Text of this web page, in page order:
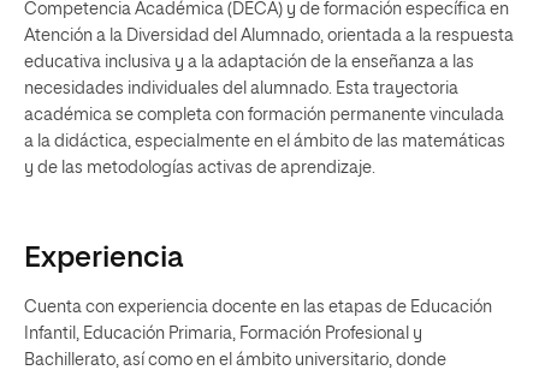
Competencia Académica (DECA) y de formación específica en
Atención a la Diversidad del Alumnado, orientada a la respuesta
educativa inclusiva y a la adaptación de la enseñanza a las
necesidades individuales del alumnado. Esta trayectoria
académica se completa con formación permanente vinculada
a la didáctica, especialmente en el ámbito de las matemáticas
y de las metodologías activas de aprendizaje.
Experiencia
Cuenta con experiencia docente en las etapas de Educación
Infantil, Educación Primaria, Formación Profesional y
Bachillerato, así como en el ámbito universitario, donde